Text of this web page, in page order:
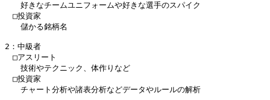
好きなチームユニフォームや好きな選手のスパイク
□投資家
儲かる銘柄名
2：中級者
□アスリート
技術やテクニック、体作りなど
□投資家
チャート分析や諸表分析などデータやルールの解析